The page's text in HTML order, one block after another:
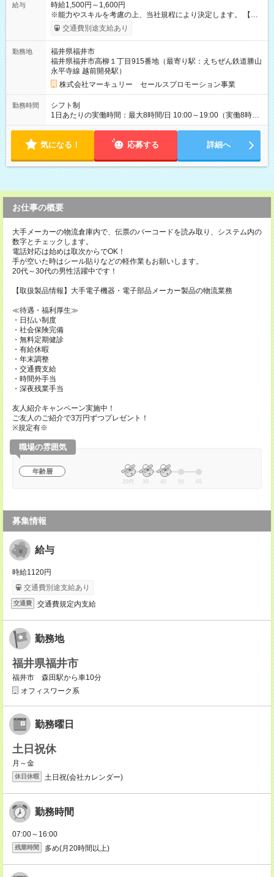
給与
時給1,500円～1,600円
※能力やスキルを考慮の上、当社規程により決定します。 【試
用期間】試用期間あり 試用期間の長さ：3ヶ月 雇用形態、給与
は本採用時と同じです。
交通費別途支給あり
勤務地
福井県福井市
福井県福井市高柳１丁目915番地（最寄り駅：えちぜん鉄道勝山
永平寺線 越前開発駅）
株式会社マーキュリー セールスプロモーション事業
勤務時間
シフト制
1日あたりの実働時間：最大8時間/日 10:00～19:00（実働8時間
／休憩1時間） ※シフト制・週5日勤務
気になる！ 応募する 詳細へ
お仕事の概要
大手メーカーの物流倉庫内で、伝票のバーコードを読み取り、システム内の
数字とチェックします。
電話対応は始めは取次からでOK！
手が空いた時はシール貼りなどの軽作業もお願いします。
20代～30代の男性活躍中です！
【取扱製品情報】大手電子機器・電子部品メーカー製品の物流業務
≪待遇・福利厚生≫
・日払い制度
・社会保険完備
・無料定期健診
・有給休暇
・年末調整
・交通費支給
・時間外手当
・深夜残業手当
友人紹介キャンペーン実施中！
ご友人のご紹介で3万円ずつプレゼント！
※規定有※
職場の雰囲気
年齢層
20代 30 40 50 60
募集情報
給与
時給1120円
交通費別途支給あり
交通費 交通費規定内支給
勤務地
福井県福井市
福井市 森田駅から車10分
オフィスワーク系
勤務曜日
土日祝休
月～金
休日休暇 土日祝(会社カレンダー)
勤務時間
07:00～16:00
残業時間 多め(月20時間以上)